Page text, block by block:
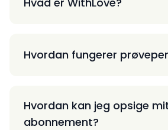
Hvordan fungerer
Hvordan kan jeg opsige
abonnement?